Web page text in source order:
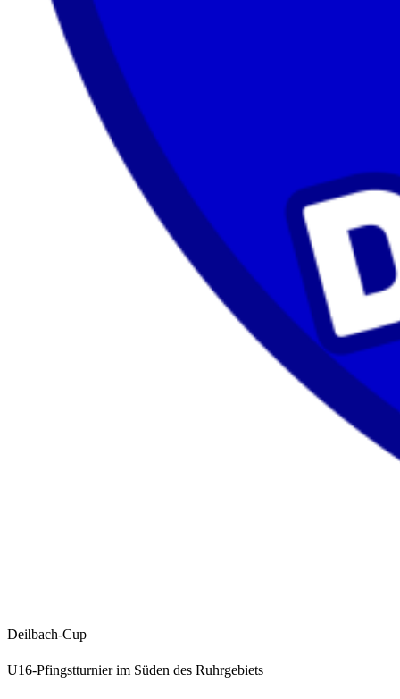
Deilbach-Cup
U16-Pfingstturnier im Süden des Ruhrgebiets